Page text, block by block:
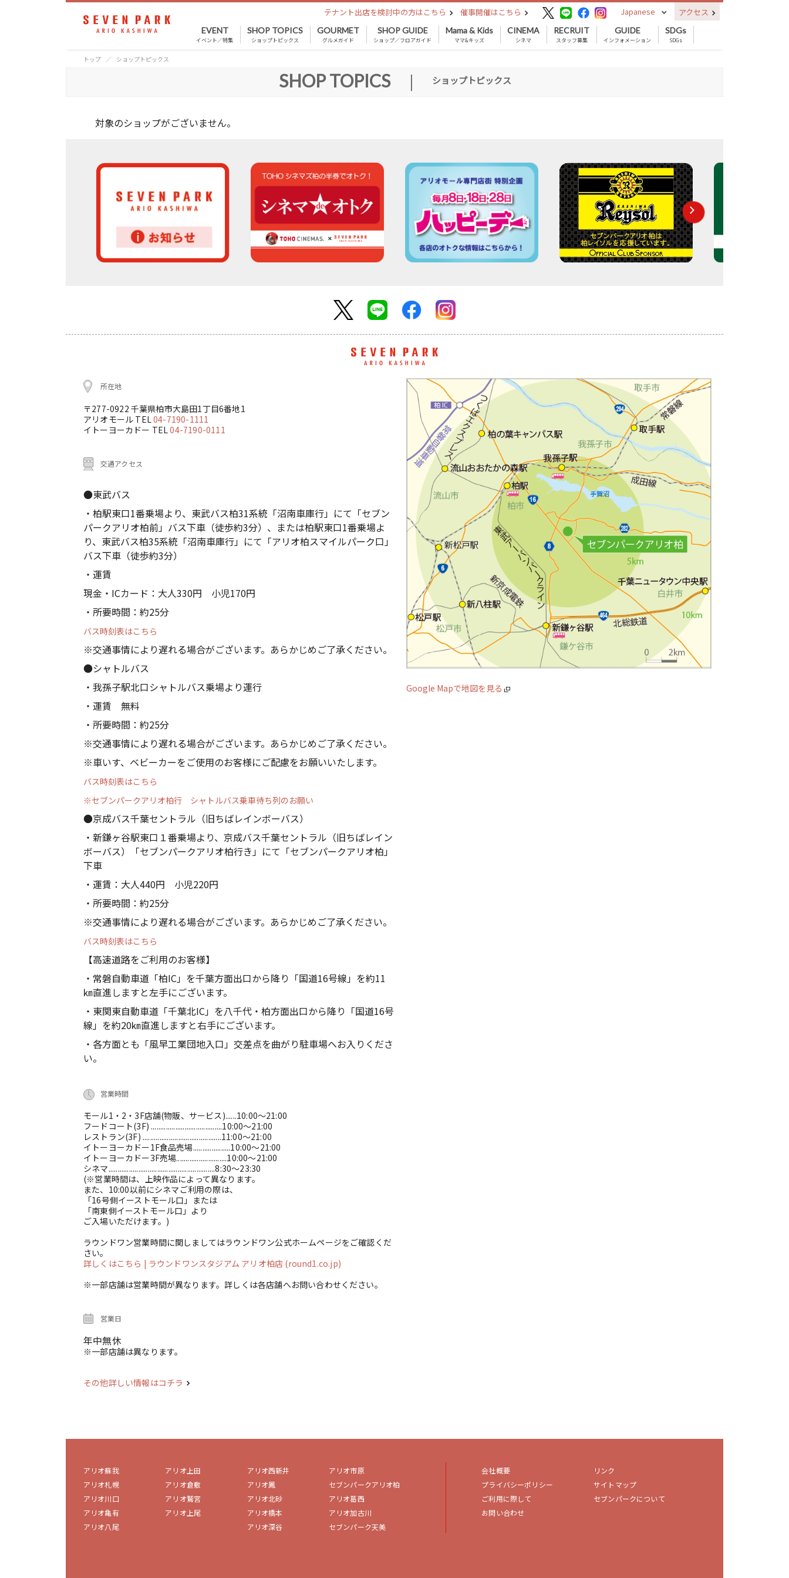
テナント出店を検討中の方はこちら 催事開催はこちら Japanese アクセス
EVENT
イベント／特集
SHOP TOPICS
ショップトピックス
GOURMET
グルメガイド
SHOP GUIDE
ショップ／フロアガイド
Mama & Kids
ママ&キッズ
CINEMA
シネマ
RECRUIT
スタッフ募集
GUIDE
インフォメーション
SDGs
SDGs
トップ ショップトピックス
SHOP TOPICS | ショップトピックス
対象のショップがございません。
所在地
〒277-0922 千葉県柏市大島田1丁目6番地1
アリオモール TEL04-7190-1111
イトーヨーカドー TEL04-7190-0111
交通アクセス
●東武バス
・柏駅東口1番乗場より、東武バス柏31系統「沼南車庫行」にて「セブン
パークアリオ柏前」バス下車（徒歩約3分）、または柏駅東口1番乗場よ
り、東武バス柏35系統「沼南車庫行」にて「アリオ柏スマイルパーク口」
バス下車（徒歩約3分）
・運賃
現金・ICカード：大人330円 小児170円
・所要時間：約25分
バス時刻表はこちら
※交通事情により遅れる場合がございます。あらかじめご了承ください。
●シャトルバス
・我孫子駅北口シャトルバス乗場より運行
・運賃 無料
・所要時間：約25分
※交通事情により遅れる場合がございます。あらかじめご了承ください。
※車いす、ベビーカーをご使用のお客様にご配慮をお願いいたします。
バス時刻表はこちら
※セブンパークアリオ柏行 シャトルバス乗車待ち列のお願い
●京成バス千葉セントラル（旧ちばレインボーバス）
・新鎌ヶ谷駅東口１番乗場より、京成バス千葉セントラル（旧ちばレイン
ボーバス）「セブンパークアリオ柏行き」にて「セブンパークアリオ柏」
下車
・運賃：大人440円 小児220円
・所要時間：約25分
※交通事情により遅れる場合がございます。あらかじめご了承ください。
バス時刻表はこちら
【高速道路をご利用のお客様】
・常磐自動車道「柏IC」を千葉方面出口から降り「国道16号線」を約11
㎞直進しますと左手にございます。
・東関東自動車道「千葉北IC」を八千代・柏方面出口から降り「国道16号
線」を約20㎞直進しますと右手にございます。
・各方面とも「風早工業団地入口」交差点を曲がり駐車場へお入りくださ
い。
営業時間
モール1・2・3F店舗(物販、サービス)......10:00～21:00
フードコート(3F) ......................................10:00～21:00
レストラン(3F) ..........................................11:00～21:00
イトーヨーカドー1F食品売場....................10:00～21:00
イトーヨーカドー3F売場...........................10:00～21:00
シネマ.........................................................8:30～23:30
(※営業時間は、上映作品によって異なります。
また、10:00以前にシネマご利用の際は、
「16号側イーストモール口」または
「南東側イーストモール口」より
ご入場いただけます。)
ラウンドワン営業時間に関しましてはラウンドワン公式ホームページをご確認くだ
さい。
詳しくはこちら | ラウンドワンスタジアム アリオ柏店 (round1.co.jp)
※一部店舗は営業時間が異なります。詳しくは各店舗へお問い合わせください。
営業日
年中無休
※一部店舗は異なります。
その他詳しい情報はコチラ
Google Mapで地図を見る
アリオ蘇我
アリオ札幌
アリオ川口
アリオ亀有
アリオ八尾
アリオ上田
アリオ倉敷
アリオ鷲宮
アリオ上尾
アリオ西新井
アリオ鳳
アリオ北砂
アリオ橋本
アリオ深谷
アリオ市原
セブンパークアリオ柏
アリオ葛西
アリオ加古川
セブンパーク天美
会社概要
プライバシーポリシー
ご利用に際して
お問い合わせ
リンク
サイトマップ
セブンパークについて